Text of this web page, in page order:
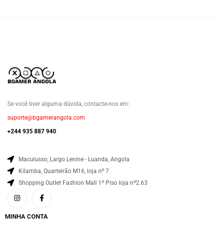
Se você tiver alguma dúvida, contacte-nos em:
suporte@bgamerangola.com
+244 935 887 940
Maculusso, Largo Lenine - Luanda, Angola
Kilamba, Quarteirão M16, loja nº 7
Shopping Outlet Fashion Mall 1º Piso loja nº2.63
MINHA CONTA